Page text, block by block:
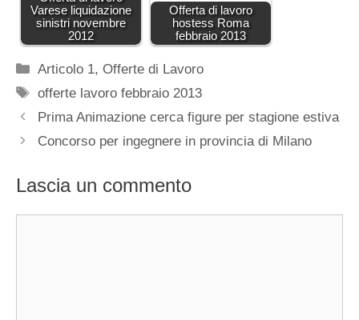
Varese liquidazione
sinistri novembre
2012
Offerta di lavoro
hostess Roma
febbraio 2013
Categorie
Articolo 1,Offerte di Lavoro
Tag
offerte lavoro febbraio 2013
Prima Animazione cerca figure per stagione estiva
Concorso per ingegnere in provincia di Milano
Lascia un commento